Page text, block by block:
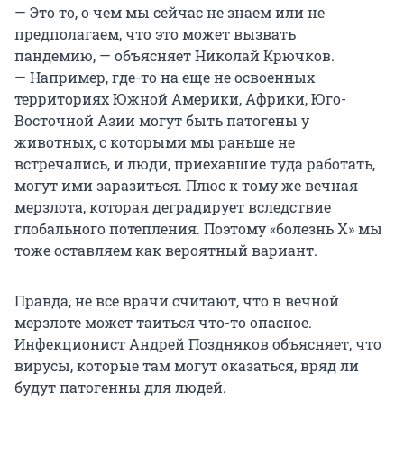
— Это то, о чем мы сейчас не знаем или не
предполагаем, что это может вызвать
пандемию, — объясняет Николай Крючков.
— Например, где-то на еще не освоенных
территориях Южной Америки, Африки, Юго-
Восточной Азии могут быть патогены у
животных, с которыми мы раньше не
встречались, и люди, приехавшие туда работать,
могут ими заразиться. Плюс к тому же вечная
мерзлота, которая деградирует вследствие
глобального потепления. Поэтому «болезнь X» мы
тоже оставляем как вероятный вариант.
Правда, не все врачи считают, что в вечной
мерзлоте может таиться что-то опасное.
Инфекционист Андрей Поздняков объясняет, что
вирусы, которые там могут оказаться, вряд ли
будут патогенны для людей.